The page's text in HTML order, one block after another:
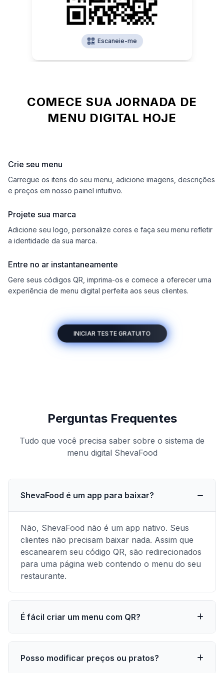
cliques e pronto. Honestamente, nos libertou dos
menus de papel e parece super profissional.
Recomendamos muito!
tempo. Até minhas avaliações do Google aparecem,
muito profissional. Posso mudar o menu baseado
nos pratos do dia. Honestamente, tornou minha vida
muito mais fácil.
Marwane
Escaneie-me
COMECE SUA JORNADA DE
MENU DIGITAL HOJE
Crie seu menu
Carregue os itens do seu menu, adicione imagens, descrições
e preços em nosso painel intuitivo.
Projete sua marca
Adicione seu logo, personalize cores e faça seu menu refletir
a identidade da sua marca.
Entre no ar instantaneamente
Gere seus códigos QR, imprima-os e comece a oferecer uma
experiência de menu digital perfeita aos seus clientes.
INICIAR TESTE GRATUITO
Perguntas Frequentes
Tudo que você precisa saber sobre o sistema de
menu digital ShevaFood
ShevaFood é um app para baixar?
Não, ShevaFood não é um app nativo. Seus
clientes não precisam baixar nada. Assim que
escanearem seu código QR, são redirecionados
para uma página web contendo o menu do seu
restaurante.
É fácil criar um menu com QR?
ser fácil de usar, sem exigir habilidades de
Posso modificar preços ou pratos?